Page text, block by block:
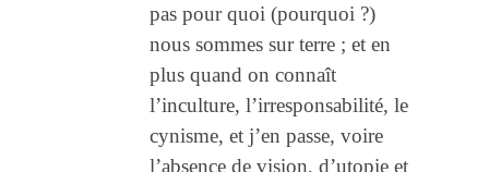
pas pour quoi (pourquoi ?)
nous sommes sur terre ; et en
plus quand on connaît
l’inculture, l’irresponsabilité, le
cynisme, et j’en passe, voire
l’absence de vision, d’utopie et